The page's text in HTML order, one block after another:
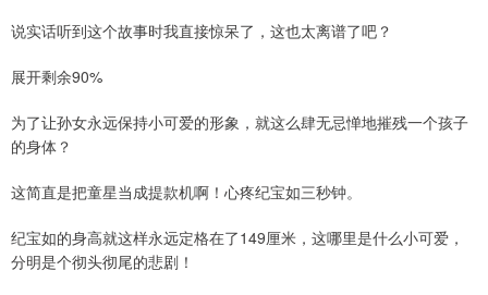
说实话听到这个故事时我直接惊呆了，这也太离谱了吧？
展开剩余90%
为了让孙女永远保持小可爱的形象，就这么肆无忌惮地摧残一个孩子
的身体？
这简直是把童星当成提款机啊！心疼纪宝如三秒钟。
纪宝如的身高就这样永远定格在了149厘米，这哪里是什么小可爱，
分明是个彻头彻尾的悲剧！